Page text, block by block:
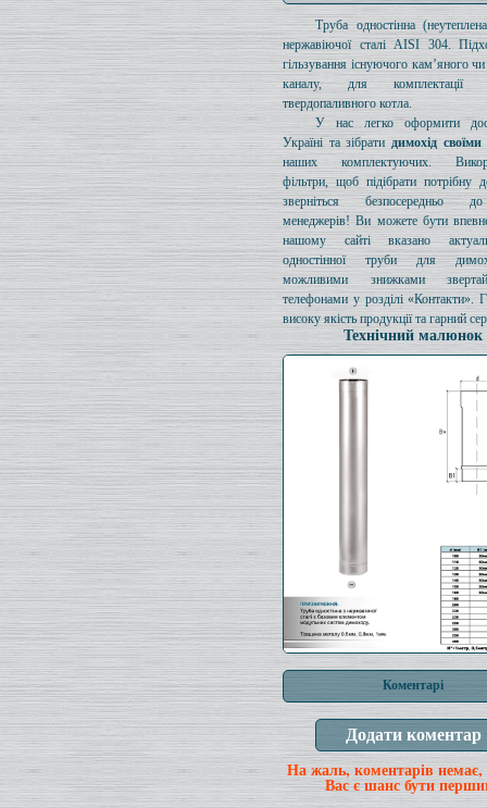
Труба одностінна
нержавіючої сталі AISI 304.
гільзування існуючого кам’яного
каналу, для комплектації
твердопаливного котла.
У нас легко оформити
Україні та зібрати димохід
наших комплектуючих.
фільтри, щоб підібрати потрібну
зверніться безпосередньо
менеджерів! Ви можете бути
нашому сайті вказано
одностінної труби для
можливими знижками
телефонами у розділі «Контакти».
високу якість продукції та гарний
Технічний малюнок
Коментарі
На жаль, коментарів немає,
Вас є шанс бути